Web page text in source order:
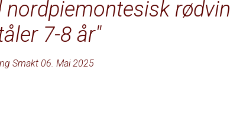
rødvin
7-8 år
Smakt 06. Mai 2025